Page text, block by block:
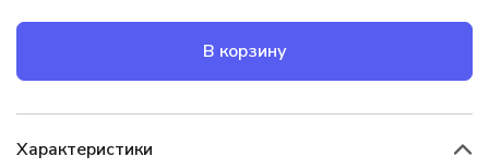
В корзину
Характеристики